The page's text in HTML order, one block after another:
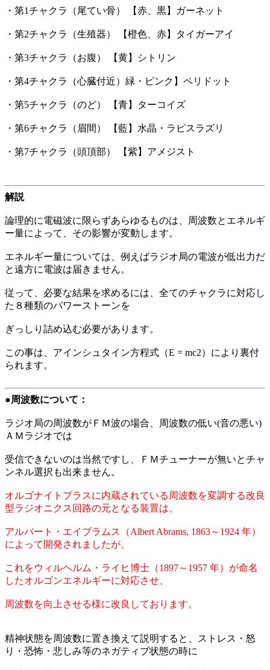
・第1チャクラ（尾てい骨） 【赤、黒】ガーネット
・第2チャクラ（生殖器） 【橙色、赤】タイガーアイ
・第3チャクラ（お腹） 【黄】シトリン
・第4チャクラ（心臓付近）緑・ピンク】ペリドット
・第5チャクラ（のど） 【青】ターコイズ
・第6チャクラ（眉間） 【藍】水晶・ラピスラズリ
・第7チャクラ（頭頂部） 【紫】アメジスト
解説
論理的に電磁波に限らずあらゆるものは、周波数とエネルギ
ー量によって、その影響が変動します。
エネルギー量については、例えばラジオ局の電波が低出力だ
と遠方に電波は届きません。
従って、必要な結果を求めるには、全てのチャクラに対応し
た８種類のパワーストーンを
ぎっしり詰め込む必要があります。
この事は、アインシュタイン方程式（E = mc2）により裏付
られます。
●周波数について：
ラジオ局の周波数がＦＭ波の場合、周波数の低い(音の悪い)
ＡＭラジオでは
受信できないのは当然ですし、ＦＭチューナーが無いとチャ
ンネル選択も出来ません。
オルゴナイトプラスに内蔵されている周波数を変調する改良
型ラジオニクス回路の元となる装置は、
アルバート・エイブラムス（Albert Abrams, 1863～1924 年）
によって開発されましたが、
これをウィルヘルム・ライヒ博士（1897～1957 年）が命名
したオルゴンエネルギーに対応させ、
周波数を向上させる様に改良しております。
精神状態を周波数に置き換えて説明すると、ストレス・怒
り・恐怖・悲しみ等のネガティブ状態の時に